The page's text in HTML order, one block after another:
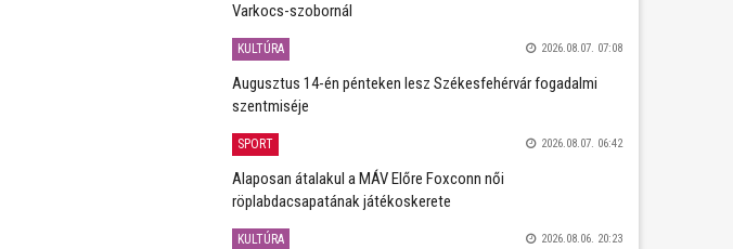
Varkocs-szobornál
KULTÚRA 2026.08.07. 07:08
Augusztus 14-én pénteken lesz Székesfehérvár fogadalmi
szentmiséje
SPORT 2026.08.07. 06:42
Alaposan átalakul a MÁV Előre Foxconn női
röplabdacsapatának játékoskerete
KULTÚRA 2026.08.06. 20:23